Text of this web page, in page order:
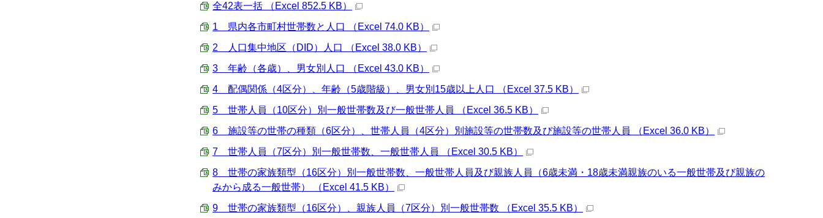
全42表一括 （Excel 852.5 KB）
1 県内各市町村世帯数と人口 （Excel 74.0 KB）
2 人口集中地区（DID）人口 （Excel 38.0 KB）
3 年齢（各歳）、男女別人口 （Excel 43.0 KB）
4 配偶関係（4区分）、年齢（5歳階級）、男女別15歳以上人口 （Excel 37.5 KB）
5 世帯人員（10区分）別一般世帯数及び一般世帯人員 （Excel 36.5 KB）
6 施設等の世帯の種類（6区分）、世帯人員（4区分）別施設等の世帯数及び施設等の世帯人員 （Excel 36.0 KB）
7 世帯人員（7区分）別一般世帯数、一般世帯人員 （Excel 30.5 KB）
8 世帯の家族類型（16区分）別一般世帯数、一般世帯人員及び親族人員（6歳未満・18歳未満親族のいる一般世帯及び親族の
みから成る一般世帯） （Excel 41.5 KB）
9 世帯の家族類型（16区分）、親族人員（7区分）別一般世帯数 （Excel 35.5 KB）